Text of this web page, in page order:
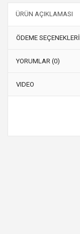
ÜRÜN AÇIKLAMASI
ÖDEME SEÇENEKLERİ
YORUMLAR (0)
VIDEO